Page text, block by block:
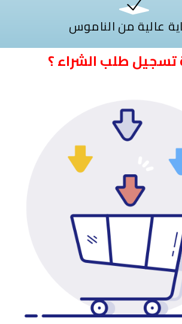
عالية من الناموس
طلب الشراء ؟